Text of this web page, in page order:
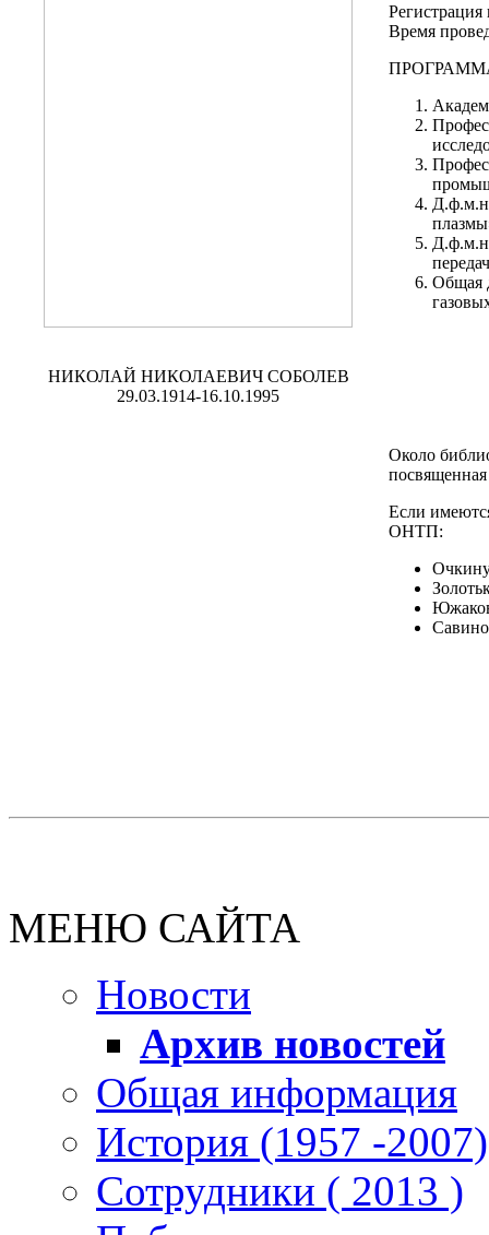
Время
Общая
НИКОЛАЙ НИКОЛАЕВИЧ СОБОЛЕВ
29.03.1914-16.10.1995
Около
Если
ОНТП:
МЕНЮ САЙТА
Новости
Архив новостей
Общая информация
История (1957 -2007)
Сотрудники ( 2013 )